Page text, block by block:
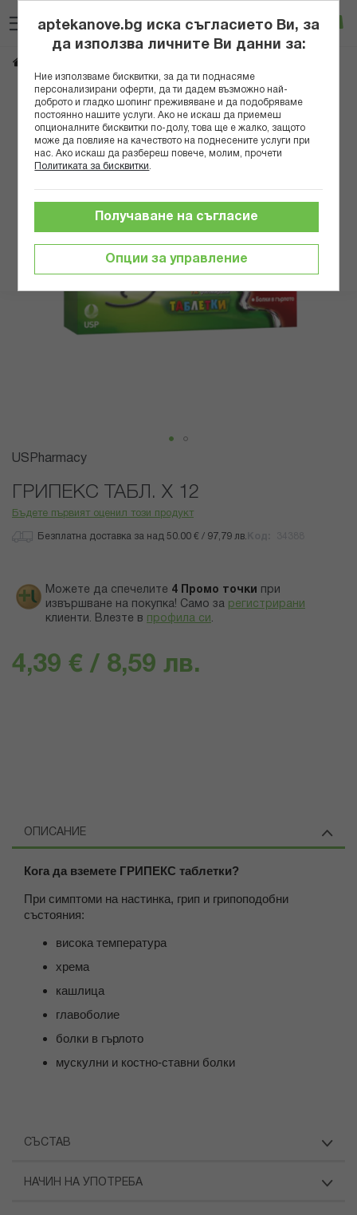
към
съдържанието
Вход
Преминете
края
галерията
Преминете
началото
USPharmacy
ГРИПЕКС ТАБЛ. Х 12
Бъдете първият оценил този продукт
Безплатна доставка за над 50.00 € / 97,79 лв.
Можете да спечелите 4 Промо точки
при
извършване на покупка! Само за регистрирани
клиенти. Влезте в профила си .
4,39 € / 8,59 лв.
ОПИСАНИЕ
Кога да вземете ГРИПЕКС таблетки?
При симптоми на настинка, грип и грипоподобни
състояния:
висока температура
хрема
кашлица
главоболие
болки в гърлото
мускулни и костно-ставни болки
СЪСТАВ
НАЧИН НА УПОТРЕБА
aptekanove.bg иска съгласието Ви, за
да използва личните Ви данни за:
Ние използваме бисквитки, за да ти поднасяме
персонализирани оферти, да ти дадем възможно най-
доброто и гладко шопинг преживяване и да подобряваме
постоянно нашите услуги. Ако не искаш да приемеш
опционалните бисквитки по-долу, това ще е жалко, защото
може да повлияе на качеството на поднесените услуги при
нас. Ако искаш да разбереш повече, молим, прочети
Политиката за бисквитки
Опции за управление
Получаване на съгласие